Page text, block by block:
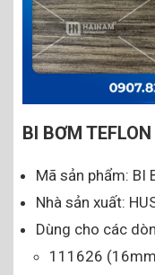
BI BƠM TEFLON
Mã sản phẩm: BI
Nhà sản xuất:
Dùng cho các
111626